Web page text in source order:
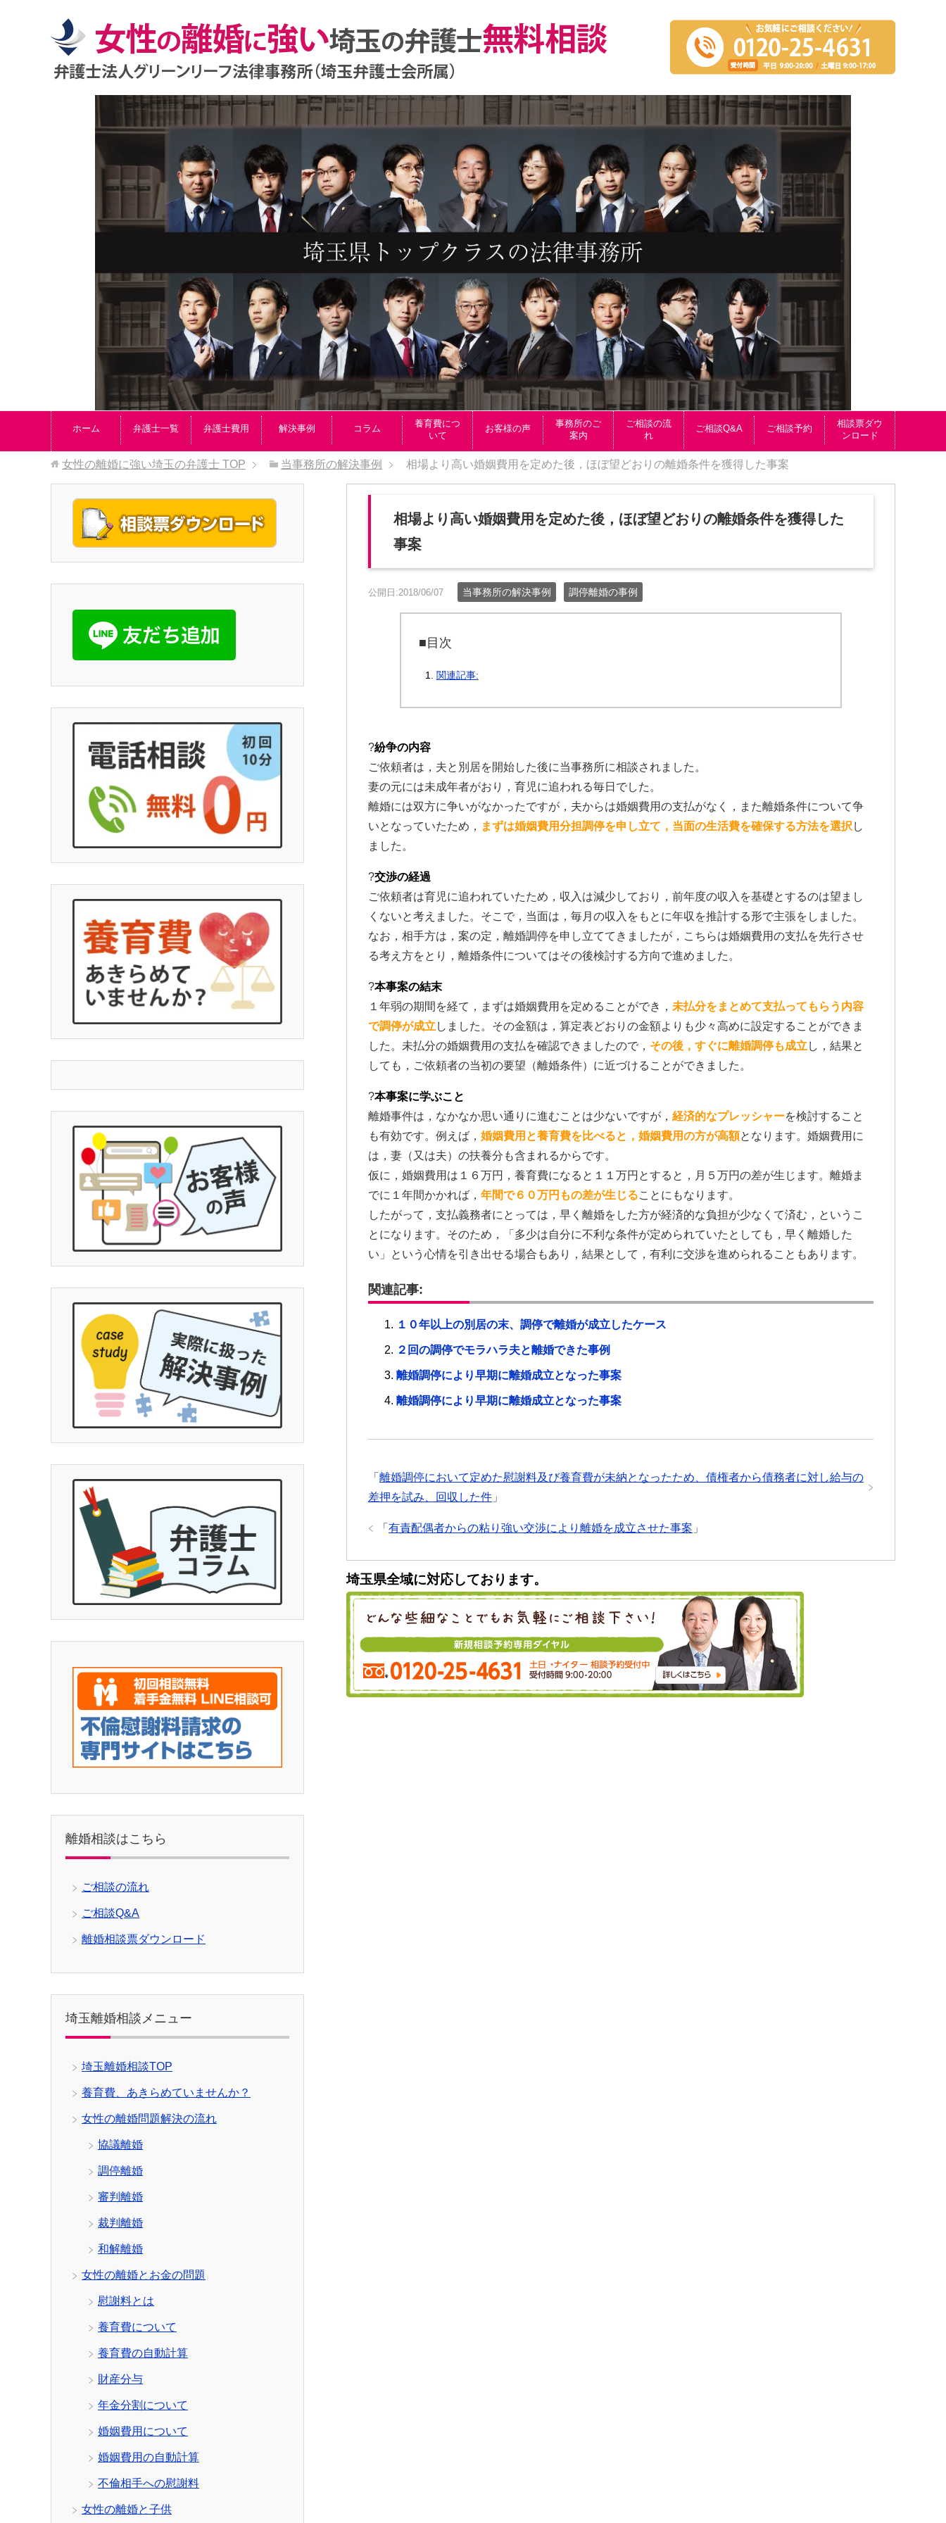
ホーム 弁護士一覧 弁護士費用 解決事例 コラム
養育費につ
いて
お客様の声
事務所のご
案内
ご相談の流
れ
ご相談Q&A ご相談予約
相談票ダウ
ンロード
女性の離婚に強い埼玉の弁護士 TOP 当事務所の解決事例 相場より高い婚姻費用を定めた後，ほぼ望どおりの離婚条件を獲得した事案
相場より高い婚姻費用を定めた後，ほぼ望どおりの離婚条件を獲得した
事案
公開日:2018/06/07 当事務所の解決事例 調停離婚の事例
■目次
関連記事:
?紛争の内容
ご依頼者は，夫と別居を開始した後に当事務所に相談されました。
妻の元には未成年者がおり，育児に追われる毎日でした。
離婚には双方に争いがなかったですが，夫からは婚姻費用の支払がなく，また離婚条件について争
いとなっていたため， まずは婚姻費用分担調停を申し立て，当面の生活費を確保する方法を選択 し
ました。
?交渉の経過
ご依頼者は育児に追われていたため，収入は減少しており，前年度の収入を基礎とするのは望まし
くないと考えました。そこで，当面は，毎月の収入をもとに年収を推計する形で主張をしました。
なお，相手方は，案の定，離婚調停を申し立ててきましたが，こちらは婚姻費用の支払を先行させ
る考え方をとり，離婚条件についてはその後検討する方向で進めました。
?本事案の結末
１年弱の期間を経て，まずは婚姻費用を定めることができ， 未払分をまとめて支払ってもらう内容
で調停が成立 しました。その金額は，算定表どおりの金額よりも少々高めに設定することができま
した。未払分の婚姻費用の支払を確認できましたので， その後，すぐに離婚調停も成立 し，結果と
しても，ご依頼者の当初の要望（離婚条件）に近づけることができました。
?本事案に学ぶこと
離婚事件は，なかなか思い通りに進むことは少ないですが， 経済的なプレッシャーを検討すること
も有効です。例えば， 婚姻費用と養育費を比べると，婚姻費用の方が高額となります。婚姻費用に
は，妻（又は夫）の扶養分も含まれるからです。
仮に，婚姻費用は１６万円，養育費になると１１万円とすると，月５万円の差が生じます。離婚ま
でに１年間かかれば， 年間で６０万円もの差が生じることにもなります。
したがって，支払義務者にとっては，早く離婚をした方が経済的な負担が少なくて済む，というこ
とになります。そのため，「多少は自分に不利な条件が定められていたとしても，早く離婚した
い」という心情を引き出せる場合もあり，結果として，有利に交渉を進められることもあります。
関連記事:
１０年以上の別居の末、調停で離婚が成立したケース
２回の調停でモラハラ夫と離婚できた事例
離婚調停により早期に離婚成立となった事案
離婚調停により早期に離婚成立となった事案
「 離婚調停において定めた慰謝料及び養育費が未納となったため、債権者から債務者に対し給与の
差押を試み、回収した件 」
「 有責配偶者からの粘り強い交渉により離婚を成立させた事案 」
埼玉県全域に対応しております。
離婚相談はこちら
ご相談の流れ
ご相談Q&A
離婚相談票ダウンロード
埼玉離婚相談メニュー
埼玉離婚相談TOP
養育費、あきらめていませんか？
女性の離婚問題解決の流れ
協議離婚
調停離婚
審判離婚
裁判離婚
和解離婚
女性の離婚とお金の問題
慰謝料とは
養育費について
養育費の自動計算
財産分与
年金分割について
婚姻費用について
婚姻費用の自動計算
不倫相手への慰謝料
女性の離婚と子供